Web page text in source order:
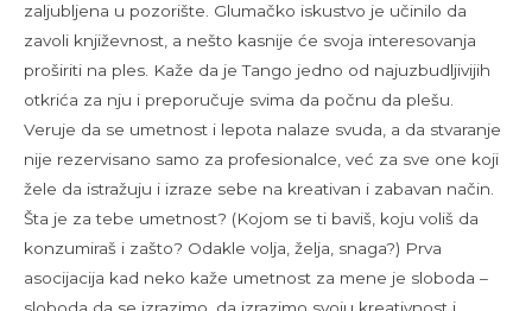
zaljubljena u pozorište. Glumačko iskustvo je učinilo da
zavoli književnost, a nešto kasnije će svoja interesovanja
proširiti na ples. Kaže da je Tango jedno od najuzbudljivijih
otkrića za nju i preporučuje svima da počnu da plešu.
Veruje da se umetnost i lepota nalaze svuda, a da stvaranje
nije rezervisano samo za profesionalce, već za sve one koji
žele da istražuju i izraze sebe na kreativan i zabavan način.
Šta je za tebe umetnost? (Kojom se ti baviš, koju voliš da
konzumiraš i zašto? Odakle volja, želja, snaga?) Prva
asocijacija kad neko kaže umetnost za mene je sloboda –